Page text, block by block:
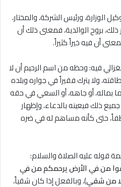
الوزارة، ورئيس الشركة، والمختار،
ذلك، بروح الوالدية، فمعنى ذلك أن
أن فيه خيراً كثيراً.
فيه: وحظه من اسم الرحيم أن لا
ولا يترك فقيراً في جواره وبلده
بماله، أو جاهه، أو السعي في حقه
ذلك فيعينه بالدعاء، وإظهار
حتى كأنه مساهم له في ضره
قوله عليه الصلاة والسلام:
من في الأرض يرحمكم من في
من شقي)، وبالفعل إذا كان شقياً،